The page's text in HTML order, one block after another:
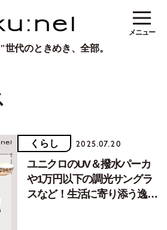
代のときめき、全部。
メニュー
くらし 2025.07.20
ユニクロのUV＆撥水パーカ
や1万円以下の調光サングラ
スなど！生活に寄り添う逸品